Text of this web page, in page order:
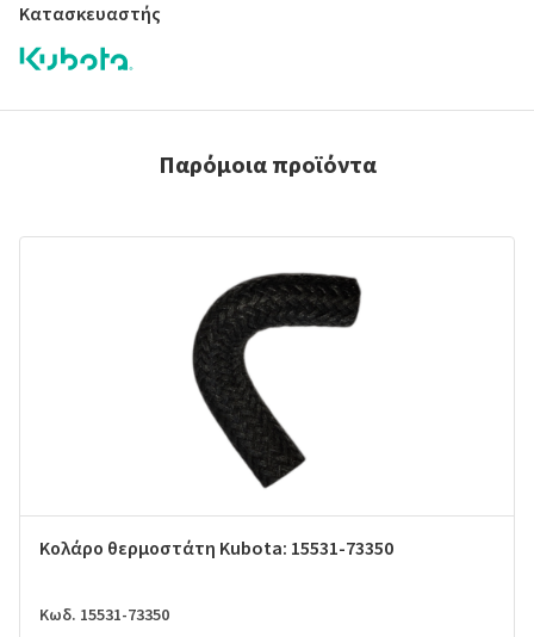
Κατασκευαστής
Παρόμοια προϊόντα
Κολάρο θερμοστάτη Kubota: 15531-73350
Κωδ. 15531-73350